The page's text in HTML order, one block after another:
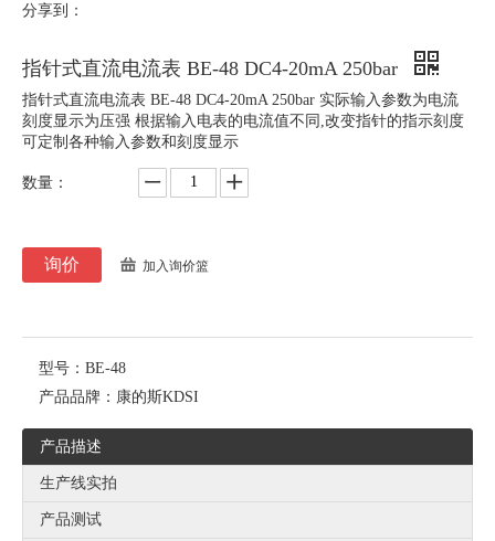
分享到：
指针式直流电流表 BE-48 DC4-20mA 250bar
指针式直流电流表 BE-48 DC4-20mA 250bar 实际输入参数为电流
刻度显示为压强 根据输入电表的电流值不同,改变指针的指示刻度
可定制各种输入参数和刻度显示
数量：
询价 加入询价篮
型号： BE-48
产品品牌： 康的斯KDSI
产品描述
生产线实拍
产品测试